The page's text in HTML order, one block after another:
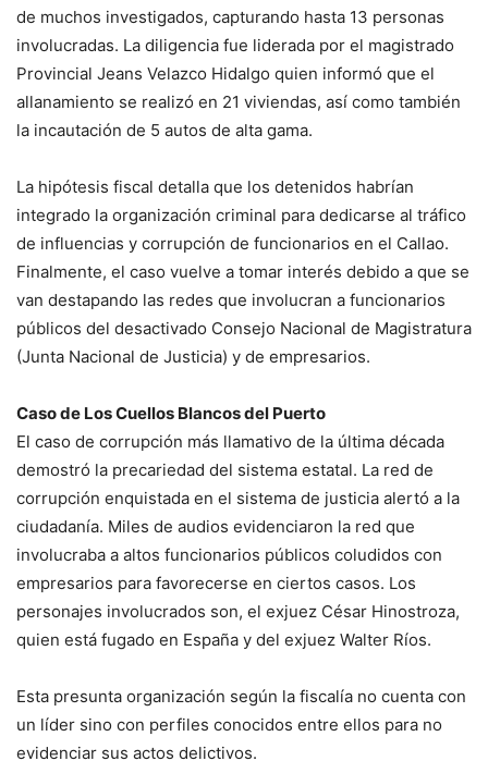
de muchos investigados, capturando hasta 13 personas
involucradas. La diligencia fue liderada por el magistrado
Provincial Jeans Velazco Hidalgo quien informó que el
allanamiento se realizó en 21 viviendas, así como también
la incautación de 5 autos de alta gama.
La hipótesis fiscal detalla que los detenidos habrían
integrado la organización criminal para dedicarse al tráfico
de influencias y corrupción de funcionarios en el Callao.
Finalmente, el caso vuelve a tomar interés debido a que se
van destapando las redes que involucran a funcionarios
públicos del desactivado Consejo Nacional de Magistratura
(Junta Nacional de Justicia) y de empresarios.
Caso de Los Cuellos Blancos del Puerto
El caso de corrupción más llamativo de la última década
demostró la precariedad del sistema estatal. La red de
corrupción enquistada en el sistema de justicia alertó a la
ciudadanía. Miles de audios evidenciaron la red que
involucraba a altos funcionarios públicos coludidos con
empresarios para favorecerse en ciertos casos. Los
personajes involucrados son, el exjuez César Hinostroza,
quien está fugado en España y del exjuez Walter Ríos.
Esta presunta organización según la fiscalía no cuenta con
un líder sino con perfiles conocidos entre ellos para no
evidenciar sus actos delictivos.